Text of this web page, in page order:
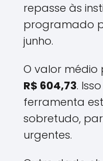
repasse às
programado
junho.
O valor
R$ 604,73.
ferramenta
sobretudo,
urgentes.